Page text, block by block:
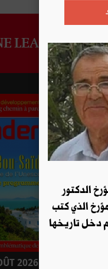
LEADERS
2026 : EN KIOSQUE
الدكتور
الذي كتب
دخل تاريخها